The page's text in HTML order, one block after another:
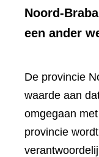
Noord-
een ander
De provincie
waarde aan
omgegaan
provincie